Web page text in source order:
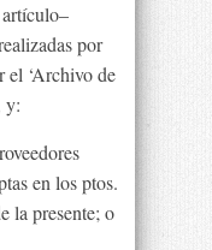
por
el ‘Archivo de
y:
en los ptos.
la presente; o